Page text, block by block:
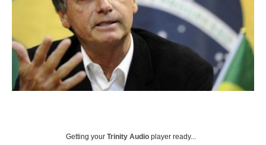
Getting your Trinity Audio player ready...